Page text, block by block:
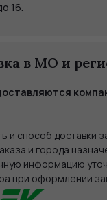
16.
в МО и
и способ доставки
и города
информацию
при оформлении